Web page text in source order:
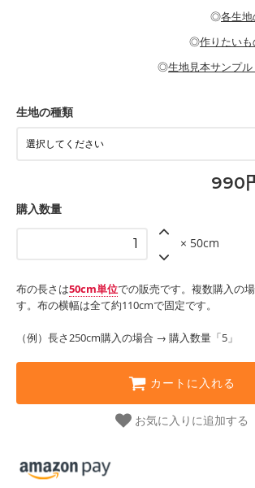
・カーテン、エプロン、テーブルクロスなどの
・パンツ、タックスカートなどのボトムス
もっと詳しく見る
耐久性があります。トートバッグ・ポーチ・ペ
小物、インテリア用品に向いています。
・工作用エプロン
もっと詳しく見る
◎各生
◎作りたい
◎生地見本サンプ
生地の種類
990
購入数量
× 50cm
布の長さは50cm単位での販売です。複数購入の
す。布の横幅は全て約110cmで固定です。
（例）長さ250cm購入の場合 → 購入数量「5」
カートに入れる
お気に入りに追加する